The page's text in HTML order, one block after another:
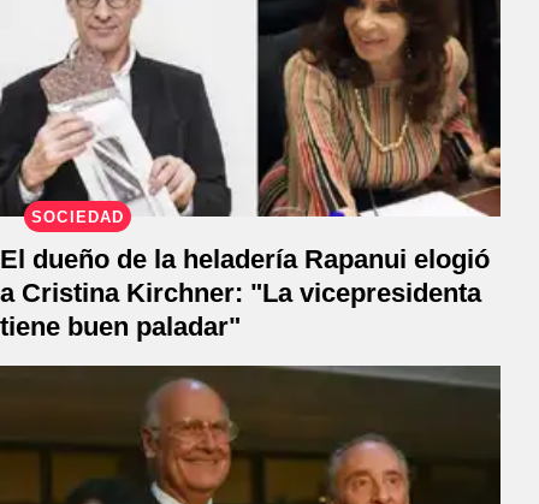
SOCIEDAD
El dueño de la heladería Rapanui elogió
a Cristina Kirchner: "La vicepresidenta
tiene buen paladar"